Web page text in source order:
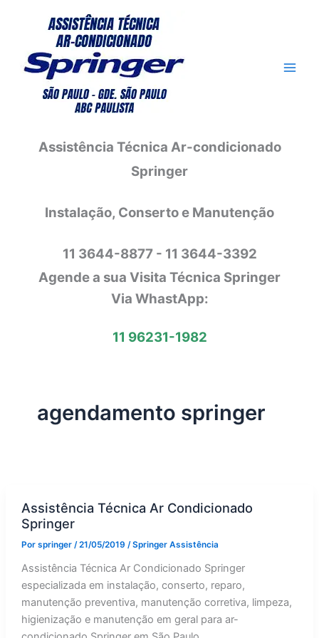
conteúdo
Assistência Técnica Ar-condicionado
Springer
Instalação, Conserto e Manutenção
11 3644-8877 - 11 3644-3392
Agende a sua Visita Técnica Springer
Via WhastApp:
11 96231-1982
agendamento springer
Assistência Técnica Ar Condicionado
Springer
Por springer /21/05/2019 /Springer Assistência
Assistência Técnica Ar Condicionado Springer
especializada em instalação, conserto, reparo,
manutenção preventiva, manutenção corretiva, limpeza,
higienização e manutenção em geral para ar-